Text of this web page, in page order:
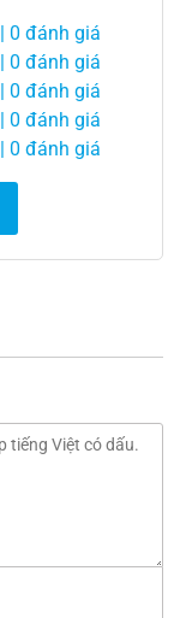
| 0 đánh giá
| 0 đánh giá
| 0 đánh giá
| 0 đánh giá
| 0 đánh giá